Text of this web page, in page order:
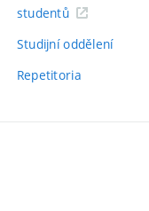
studentů
Studijní oddělení
Repetitoria